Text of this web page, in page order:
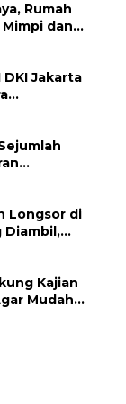
Rumah
dan
DKI Jakarta
Publik
Longsor di
Diambil,
Kajian
Mudah
Selalu